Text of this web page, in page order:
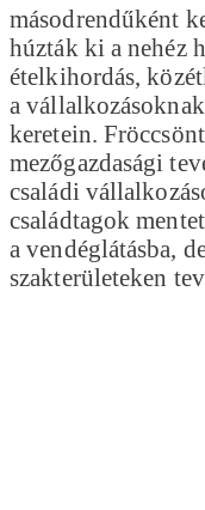
másodrendűként
húzták ki a nehéz
ételkihordás,
a
keretein.
mezőgazdasági
családi
családtagok
a vendéglátásba,
szakterületeken